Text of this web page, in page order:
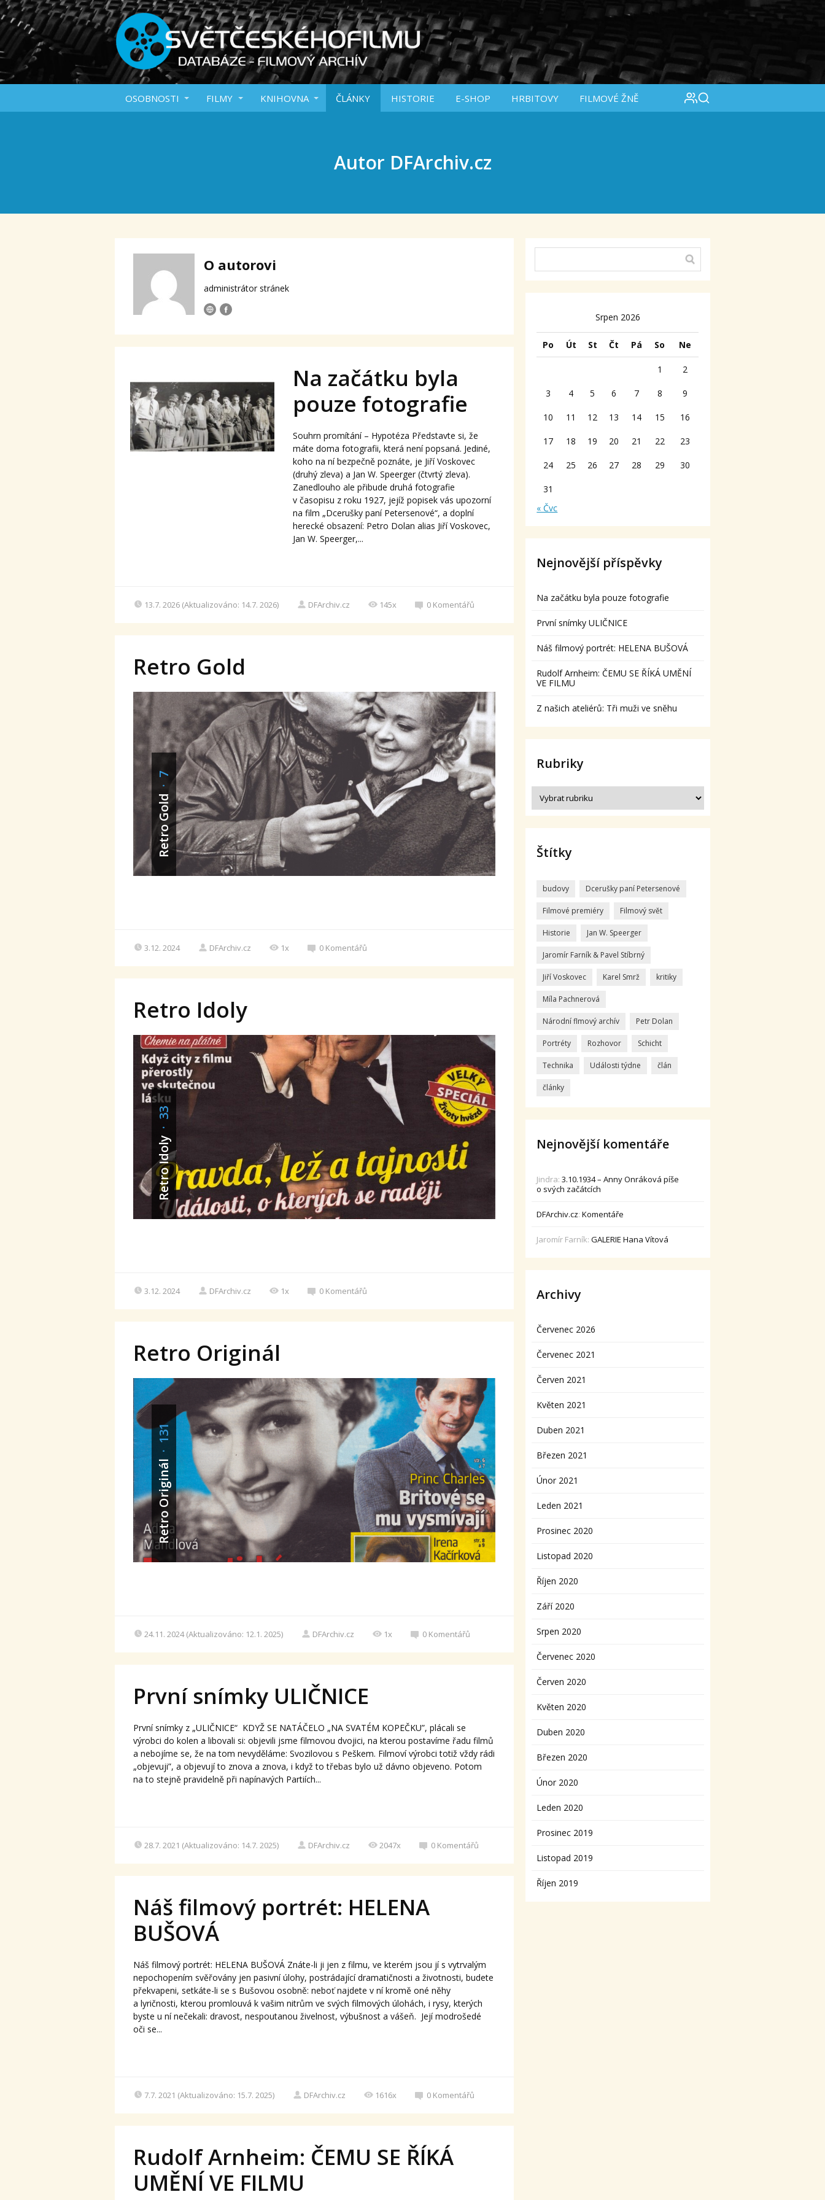
OSOBNOSTI FILMY KNIHOVNA ČLÁNKY HISTORIE E-SHOP HRBITOVY FILMOVÉ ŽNĚ
Autor DFArchiv.cz
O autorovi
administrátor stránek
Na začátku byla
pouze fotografie
Souhrn promítání – Hypotéza Představte si, že
máte doma fotografii, která není popsaná. Jediné,
koho na ní bezpečně poznáte, je Jiří Voskovec
(druhý zleva) a Jan W. Speerger (čtvrtý zleva).
Zanedlouho ale přibude druhá fotografie
v časopisu z roku 1927, jejíž popisek vás upozorní
na film „Dcerušky paní Petersenové“, a doplní
herecké obsazení: Petro Dolan alias Jiří Voskovec,
Jan W. Speerger,...
13.7. 2026 (Aktualizováno: 14.7. 2026) DFArchiv.cz 145x 0 Komentářů
Retro Gold
Retro Gold
· 7
3.12. 2024 DFArchiv.cz 1x 0 Komentářů
Retro Idoly
Retro Idoly
· 33
3.12. 2024 DFArchiv.cz 1x 0 Komentářů
Retro Originál
Retro Originál
· 131
24.11. 2024 (Aktualizováno: 12.1. 2025) DFArchiv.cz 1x 0 Komentářů
První snímky ULIČNICE
První snímky z „ULIČNICE“ KDYŽ SE NATÁČELO „NA SVATÉM KOPEČKU”, plácali se
výrobci do kolen a libovali si: objevili jsme filmovou dvojici, na kterou postavíme řadu filmů
a nebojíme se, že na tom nevyděláme: Svozilovou s Peškem. Filmoví výrobci totiž vždy rádi
„objevuji”, a objevují to znova a znova, i když to třebas bylo už dávno objeveno. Potom
na to stejně pravidelně při napínavých Partiích...
28.7. 2021 (Aktualizováno: 14.7. 2025) DFArchiv.cz 2047x 0 Komentářů
Náš filmový portrét: HELENA
BUŠOVÁ
Náš filmový portrét: HELENA BUŠOVÁ Znáte-li ji jen z filmu, ve kterém jsou jí s vytrvalým
nepochopením svěřovány jen pasivní úlohy, postrádající dramatičnosti a životnosti, budete
překvapeni, setkáte-li se s Bušovou osobně: neboť najdete v ní kromě oné něhy
a lyričnosti, kterou promlouvá k vašim nitrům ve svých filmových úlohách, i rysy, kterých
byste u ní nečekali: dravost, nespoutanou živelnost, výbušnost a vášeň. Její modrošedé
oči se...
7.7. 2021 (Aktualizováno: 15.7. 2025) DFArchiv.cz 1616x 0 Komentářů
Rudolf Arnheim: ČEMU SE ŘÍKÁ
UMĚNÍ VE FILMU
Srpen 2026
Po Út St Čt Pá So Ne
1 2
3 4 5 6 7 8 9
10 11 12 13 14 15 16
17 18 19 20 21 22 23
24 25 26 27 28 29 30
31
« Čvc
Nejnovější příspěvky
Na začátku byla pouze fotografie
První snímky ULIČNICE
Náš filmový portrét: HELENA BUŠOVÁ
Rudolf Arnheim: ČEMU SE ŘÍKÁ UMĚNÍ
VE FILMU
Z našich ateliérů: Tři muži ve sněhu
Rubriky
Štítky
budovy Dcerušky paní Petersenové
Filmové premiéry Filmový svět
Historie Jan W. Speerger
Jaromír Farník & Pavel Stíbrný
Jiří Voskovec Karel Smrž kritiky
Míla Pachnerová
Národní flmový archív Petr Dolan
Portréty Rozhovor Schicht
Technika Události týdne člán
články
Nejnovější komentáře
Jindra:3.10.1934 – Anny Onráková píše
o svých začátcích
DFArchiv.cz:Komentáře
Jaromír Farník:GALERIE Hana Vítová
Archivy
Červenec 2026
Červenec 2021
Červen 2021
Květen 2021
Duben 2021
Březen 2021
Únor 2021
Leden 2021
Prosinec 2020
Listopad 2020
Říjen 2020
Září 2020
Srpen 2020
Červenec 2020
Červen 2020
Květen 2020
Duben 2020
Březen 2020
Únor 2020
Leden 2020
Prosinec 2019
Listopad 2019
Říjen 2019